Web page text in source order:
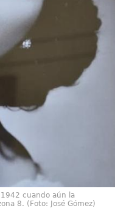
1942 cuando aún la
8. (Foto: José Gómez)